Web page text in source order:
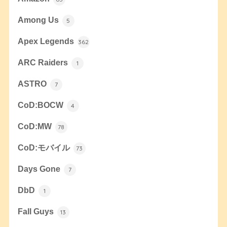
Among Us 5
Apex Legends 362
ARC Raiders 1
ASTRO 7
CoD:BOCW 4
CoD:MW 78
CoD:モバイル 73
Days Gone 7
DbD 1
Fall Guys 13